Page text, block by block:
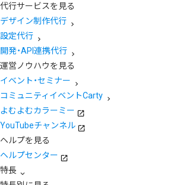
代行サービスを見る
デザイン制作代行
設定代行
開発・API連携代行
運営ノウハウを見る
イベント・セミナー
コミュニティイベントCarty
よむよむカラーミー
YouTubeチャンネル
ヘルプを見る
ヘルプセンター
特長